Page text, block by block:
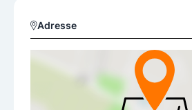
Adresse